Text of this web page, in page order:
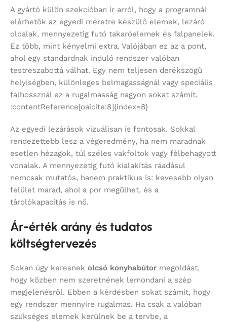
A gyártó külön szekcióban ír arról, hogy a programnál
elérhetők az egyedi méretre készülő elemek, lezáró
oldalak, mennyezetig futó takaróelemek és falpanelek.
Ez több, mint kényelmi extra. Valójában ez az a pont,
ahol egy standardnak induló rendszer valóban
testreszabottá válhat. Egy nem teljesen derékszögű
helyiségben, különleges belmagasságnál vagy speciális
falhossznál ez a rugalmasság nagyon sokat számít.
:contentReference[oaicite:8]{index=8}
Az egyedi lezárások vizuálisan is fontosak. Sokkal
rendezettebb lesz a végeredmény, ha nem maradnak
esetlen hézagok, túl széles vakfoltok vagy félbehagyott
vonalak. A mennyezetig futó kialakítás ráadásul
nemcsak mutatós, hanem praktikus is: kevesebb olyan
felület marad, ahol a por megülhet, és a
tárolókapacitás is nő.
Ár-érték arány és tudatos
költségtervezés
Sokan úgy keresnek olcsó konyhabútor megoldást,
hogy közben nem szeretnének lemondani a szép
megjelenésről. Ebben a kérdésben sokat számít, hogy
egy rendszer mennyire rugalmas. Ha csak a valóban
szükséges elemek kerülnek be a tervbe, a